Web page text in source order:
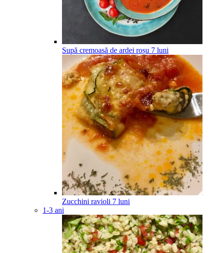
Supă cremoasă de ardei roșu 7 luni
Zucchini ravioli 7 luni
1-3 ani